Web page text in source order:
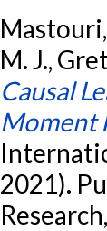
Mastouri,
M. J.,
Causal
Moment
2021).